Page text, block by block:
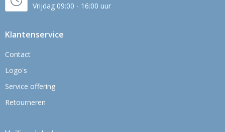
Vrijdag 09:00 - 16:00 uur
Klantenservice
Contact
Logo's
Service offering
Retourneren